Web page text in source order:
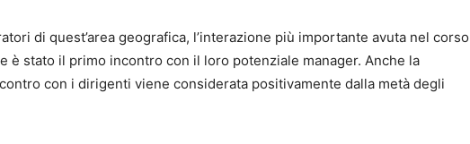
di quest’area geografica, l’interazione più importante avuta nel corso
è stato il primo incontro con il loro potenziale manager. Anche la
con i dirigenti viene considerata positivamente dalla metà degli